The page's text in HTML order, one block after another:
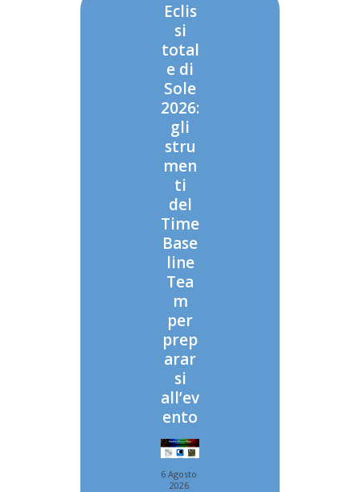
Eclis
si
total
e di
Sole
2026:
gli
stru
men
ti
del
Time
Base
line
Tea
m
per
prep
arar
si
all’ev
ento
6 Agosto
2026